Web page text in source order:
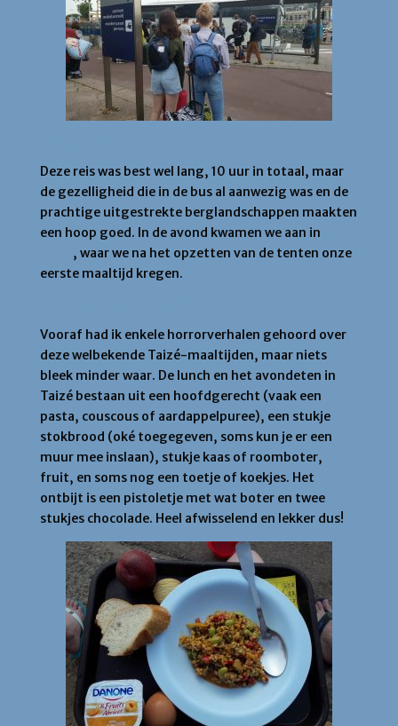
Deze reis was best wel lang, 10 uur in totaal, maar
de gezelligheid die in de bus al aanwezig was en de
prachtige uitgestrekte berglandschappen maakten
een hoop goed. In de avond kwamen we aan in
, waar we na het opzetten van de tenten onze
eerste maaltijd kregen.
Vooraf had ik enkele horrorverhalen gehoord over
deze welbekende Taizé-maaltijden, maar niets
bleek minder waar. De lunch en het avondeten in
Taizé bestaan uit een hoofdgerecht (vaak een
pasta, couscous of aardappelpuree), een stukje
stokbrood (oké toegegeven, soms kun je er een
muur mee inslaan), stukje kaas of roomboter,
fruit, en soms nog een toetje of koekjes. Het
ontbijt is een pistoletje met wat boter en twee
stukjes chocolade. Heel afwisselend en lekker dus!